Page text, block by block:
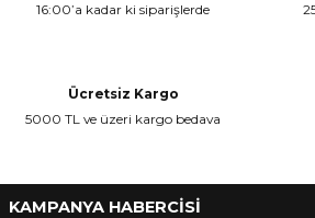
Ürün resmi kalitesiz, bozuk veya
16:00’a kadar ki siparişlerde
Ücretsiz Kargo
5000 TL ve üzeri kargo bedava
KAMPANYA HABERCİSİ